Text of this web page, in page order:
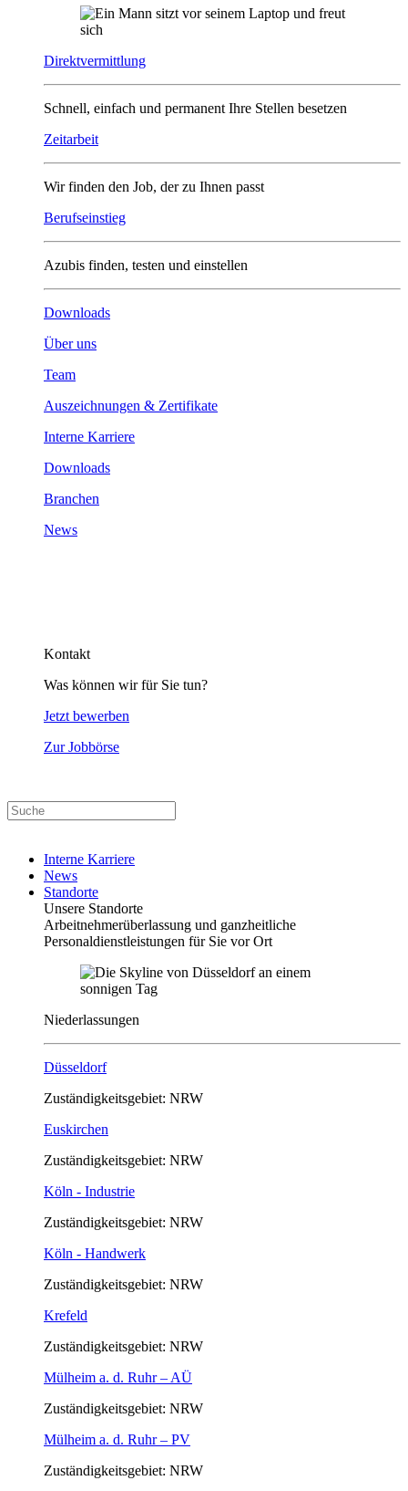
Direktvermittlung
Schnell, einfach und permanent Ihre Stellen besetzen
Zeitarbeit
Wir finden den Job, der zu Ihnen passt
Berufseinstieg
Azubis finden, testen und einstellen
Downloads
Über uns
Team
Auszeichnungen & Zertifikate
Interne Karriere
Downloads
Branchen
News
Kontakt
Was können wir für Sie tun?
Jetzt bewerben
Zur Jobbörse
Interne Karriere
News
Standorte
Unsere Standorte
Arbeitnehmerüberlassung und ganzheitliche
Personaldienstleistungen für Sie vor Ort
Niederlassungen
Düsseldorf
Zuständigkeitsgebiet: NRW
Euskirchen
Zuständigkeitsgebiet: NRW
Köln - Industrie
Zuständigkeitsgebiet: NRW
Köln - Handwerk
Zuständigkeitsgebiet: NRW
Krefeld
Zuständigkeitsgebiet: NRW
Mülheim a. d. Ruhr – AÜ
Zuständigkeitsgebiet: NRW
Mülheim a. d. Ruhr – PV
Zuständigkeitsgebiet: NRW